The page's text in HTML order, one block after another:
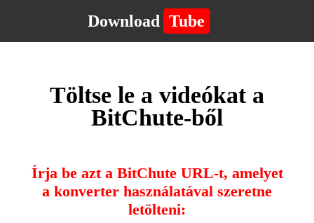
Download Tube
Töltse le a videókat a
BitChute-ből
Írja be azt a BitChute URL-t, amelyet
a konverter használatával szeretne
letölteni: